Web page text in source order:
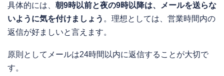
具体的には、 朝9時以前と夜の9時以降は、メールを送らな
いように気を付けましょう 。理想としては、営業時間内の
返信が好ましいと言えます。
原則としてメールは24時間以内に返信することが大切で
す。